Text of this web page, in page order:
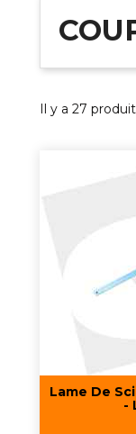
Il y a 27
Lame De
-